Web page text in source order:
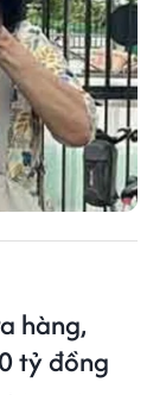
hàng,
tỷ đồng